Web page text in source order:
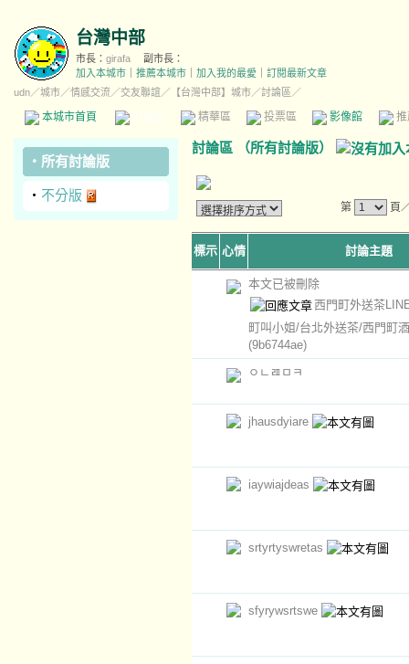
台灣中部
市長： girafa
副市長：
加入本城市
推薦本城市 加入我的最愛
訂閱最新文章
udn／城市／情感交流／交友聯誼 ／ 【台灣中部】城市／討論區／
本城市首頁 精華區 投票區 影像館
‧ 所有討論版
‧ 不分版
討論區 （所有討論版）
第 頁
標示 心情 討論主題
本文已被刪除
西門町外送茶
町叫小姐/台北外送茶/西門町
(9b6744ae)
ㅇㄴㄿㅁㅋ
jhausdyiare
iaywiajdeas
srtyrtyswretas
sfyrywsrtswe